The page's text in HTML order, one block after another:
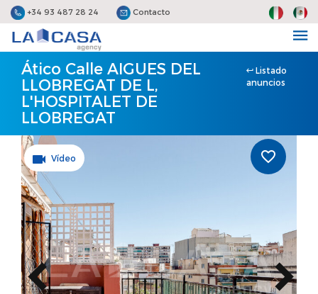
+34 93 487 28 24 Contacto
Ático Calle AIGUES DEL
LLOBREGAT DE L,
L'HOSPITALET DE
LLOBREGAT
Listado
anuncios
Vídeo